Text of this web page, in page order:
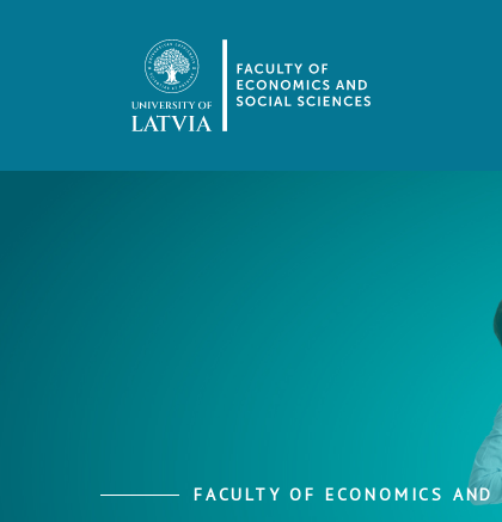
FACULTY OF ECONOMICS AND